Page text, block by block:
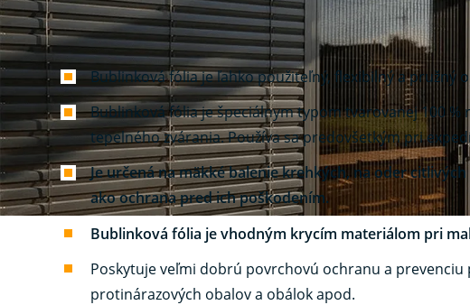
Výroba bublinkovej fólie
Bublinková fólia je ľahko použiteľný, flexibilný a
Bublinková fólia je špeciálnym typom tvarovanej 100
tepelného zvárania. Používa sa predovšetkým pri
Je určená na mäkké balenie krehkých, na oder
ako ochrana pred ich poškodením.
Bublinková fólia je vhodným krycím materiálom pri
Poskytuje veľmi dobrú povrchovú ochranu a
protinárazových obalov a obálok apod.